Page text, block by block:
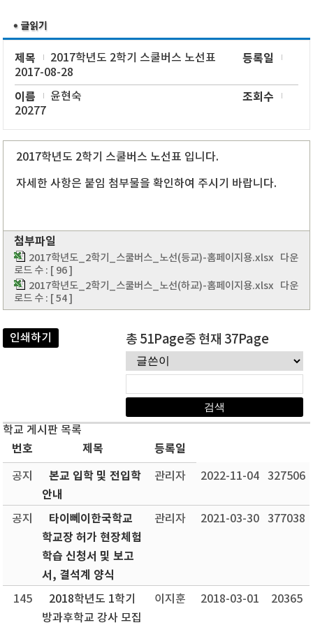
제목 2017학년도 2학기 스쿨버스 노선표 등록일
2017-08-28
이름 윤현숙 조회수
20277
2017학년도 2학기 스쿨버스 노선표 입니다.
자세한 사항은 붙임 첨부물을 확인하여 주시기 바랍니다.
첨부파일
2017학년도_2학기_스쿨버스_노선(등교)-홈페이지용.xlsx 다운
로드 수 : [ 96 ]
2017학년도_2학기_스쿨버스_노선(하교)-홈페이지용.xlsx 다운
로드 수 : [ 54 ]
인쇄하기 총 51Page중 현재 37Page
학교 게시판 목록
번호 제목 등록일
공지
본교 입학 및 전입학
안내
관리자 2022-11-04 327506
공지
타이뻬이한국학교
학교장 허가 현장체험
학습 신청서 및 보고
서, 결석계 양식
관리자 2021-03-30 377038
145
2018학년도 1학기
방과후학교 강사 모집
이지훈 2018-03-01 20365